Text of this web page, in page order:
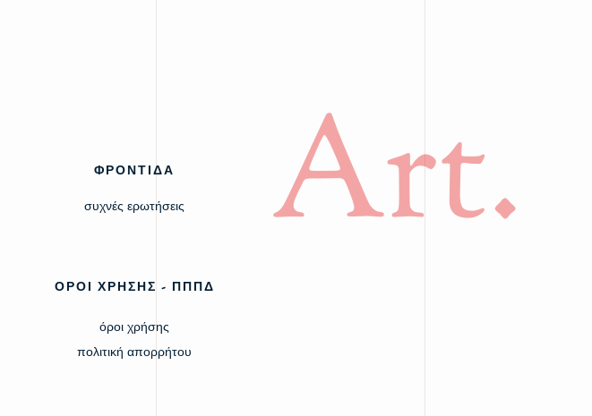
Art.
ΦΡΟΝΤΙΔΑ
συχνές ερωτήσεις
ΟΡΟΙ ΧΡΗΣΗΣ - ΠΠΠΔ
όροι χρήσης
πολιτική απορρήτου